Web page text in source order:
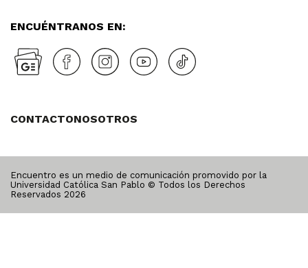
ENCUÉNTRANOS EN:
CONTACTONOSOTROS
Encuentro es un medio de comunicación promovido por la
Universidad Católica San Pablo © Todos los Derechos
Reservados 2026